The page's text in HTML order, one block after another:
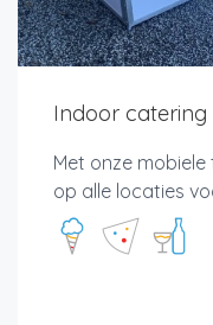
Indoor catering
Met onze
op alle locaties